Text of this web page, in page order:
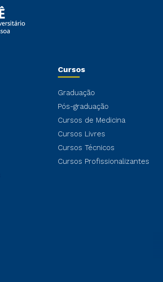
Cursos
Graduação
Pós-graduação
Cursos de Medicina
Cursos Livres
Cursos Técnicos
Cursos Profissionalizantes